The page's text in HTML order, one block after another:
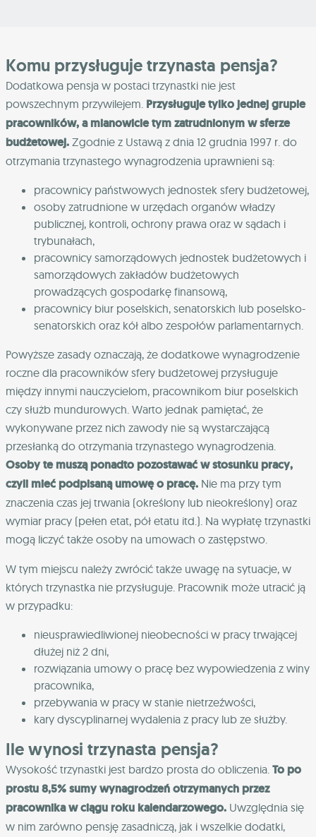
Komu przysługuje trzynasta pensja?
Dodatkowa pensja w postaci trzynastki nie jest
powszechnym przywilejem. Przysługuje tylko jednej grupie
pracowników, a mianowicie tym zatrudnionym w sferze
budżetowej. Zgodnie z Ustawą z dnia 12 grudnia 1997 r. do
otrzymania trzynastego wynagrodzenia uprawnieni są:
pracownicy państwowych jednostek sfery budżetowej,
osoby zatrudnione w urzędach organów władzy
publicznej, kontroli, ochrony prawa oraz w sądach i
trybunałach,
pracownicy samorządowych jednostek budżetowych i
samorządowych zakładów budżetowych
prowadzących gospodarkę finansową,
pracownicy biur poselskich, senatorskich lub poselsko-
senatorskich oraz kół albo zespołów parlamentarnych.
Powyższe zasady oznaczają, że dodatkowe wynagrodzenie
roczne dla pracowników sfery budżetowej przysługuje
między innymi nauczycielom, pracownikom biur poselskich
czy służb mundurowych. Warto jednak pamiętać, że
wykonywane przez nich zawody nie są wystarczającą
przesłanką do otrzymania trzynastego wynagrodzenia.
Osoby te muszą ponadto pozostawać w stosunku pracy,
czyli mieć podpisaną umowę o pracę. Nie ma przy tym
znaczenia czas jej trwania (określony lub nieokreślony) oraz
wymiar pracy (pełen etat, pół etatu itd.). Na wypłatę trzynastki
mogą liczyć także osoby na umowach o zastępstwo.
W tym miejscu należy zwrócić także uwagę na sytuacje, w
których trzynastka nie przysługuje. Pracownik może utracić ją
w przypadku:
nieusprawiedliwionej nieobecności w pracy trwającej
dłużej niż 2 dni,
rozwiązania umowy o pracę bez wypowiedzenia z winy
pracownika,
przebywania w pracy w stanie nietrzeźwości,
kary dyscyplinarnej wydalenia z pracy lub ze służby.
Ile wynosi trzynasta pensja?
Wysokość trzynastki jest bardzo prosta do obliczenia. To po
prostu 8,5% sumy wynagrodzeń otrzymanych przez
pracownika w ciągu roku kalendarzowego. Uwzględnia się
w nim zarówno pensję zasadniczą, jak i wszelkie dodatki,